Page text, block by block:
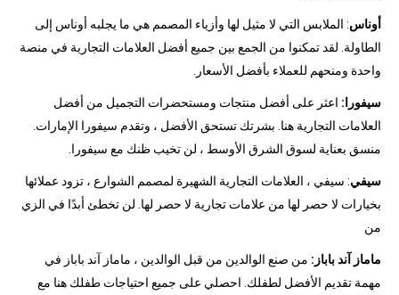
أوناس: الملابس التي لا مثيل لها وأزياء المصمم هي ما يجلبه أوناس إلى
الطاولة. لقد تمكنوا من الجمع بين جميع أفضل العلامات التجارية في منصة
واحدة ومنحهم للعملاء بأفضل الأسعار.
سيفورا: اعثر على أفضل منتجات ومستحضرات التجميل من أفضل
العلامات التجارية هنا. بشرتك تستحق الأفضل ، وتقدم سيفورا الإمارات.
منسق بعناية لسوق الشرق الأوسط ، لن تخيب ظنك مع سيفورا.
سيفي: سيفي ، العلامات التجارية الشهيرة لمصمم الشوارع ، تزود عملائها
بخيارات لا حصر لها من علامات تجارية لا حصر لها. لن تخطئ أبدًا في الزي
من
ماماز آند باباز: من صنع الوالدين من قبل الوالدين ، ماماز آند باباز في
مهمة تقديم الأفضل لطفلك. احصلي على جميع احتياجات طفلك هنا مع